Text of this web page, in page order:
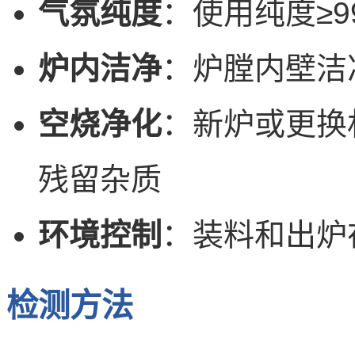
气氛纯度：使用纯度
炉内洁净：炉膛内壁
空烧净化：新炉或更
残留杂质
环境控制 ：装料和出
检测方法